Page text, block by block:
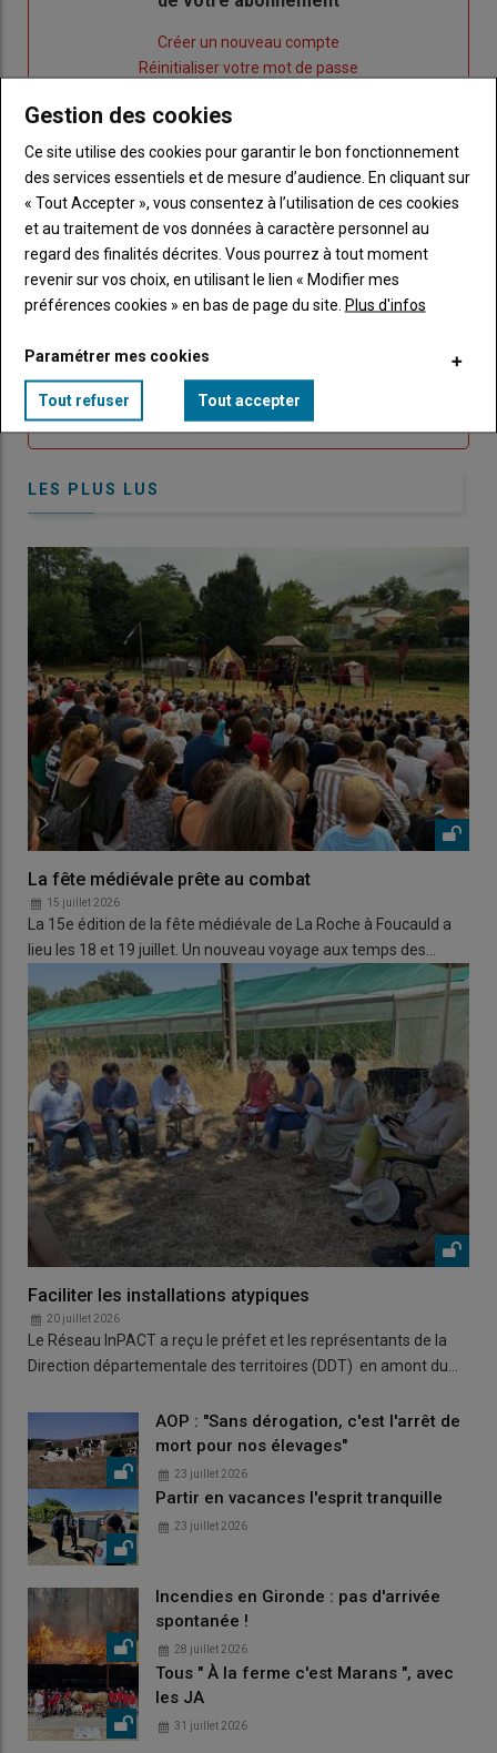
nouveau
compte"
Créer un nouveau compte
votre
mot
passe"
Réinitialiser votre mot de passe
Lien
Je me connecte
titre
Vous n'êtes pas abonné(e)
TITRE CRÉEZ UN COMPTE
compte pour accéder à tout Caracterres.
Lien Créez un compte
LES PLUS LUS
La fête médiévale prête au combat
15 juillet 2026
La 15e édition de la fête médiévale de La Roche à Foucauld a
lieu les 18 et 19 juillet. Un nouveau voyage aux temps des…
Faciliter les installations atypiques
20 juillet 2026
Le Réseau InPACT a reçu le préfet et les représentants de la
Direction départementale des territoires (DDT) en amont du…
AOP : "Sans dérogation, c'est l'arrêt de
mort pour nos élevages"
23 juillet 2026
Partir en vacances l'esprit tranquille
23 juillet 2026
Incendies en Gironde : pas d'arrivée
spontanée !
28 juillet 2026
Tous " À la ferme c'est Marans ", avec
les JA
31 juillet 2026
Gestion des cookies
Ce site utilise des cookies pour garantir le bon fonctionnement
des services essentiels et de mesure d’audience. En cliquant sur
« Tout Accepter », vous consentez à l’utilisation de ces cookies
et au traitement de vos données à caractère personnel au
regard des finalités décrites. Vous pourrez à tout moment
revenir sur vos choix, en utilisant le lien « Modifier mes
préférences cookies » en bas de page du site. Plus d'infos
Paramétrer mes cookies
Tout refuser Tout accepter